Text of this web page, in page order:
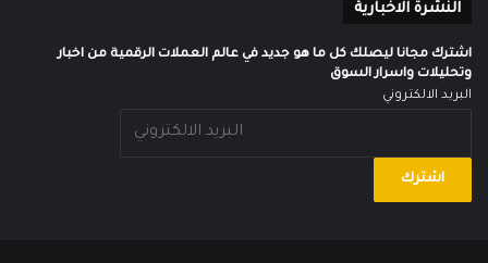
النشرة الاخبارية
اشترك مجانا ليصلك كل ما هو جديد في عالم العملات الرقمية من اخبار
وتحليلات واسرار السوق
البريد الالكتروني